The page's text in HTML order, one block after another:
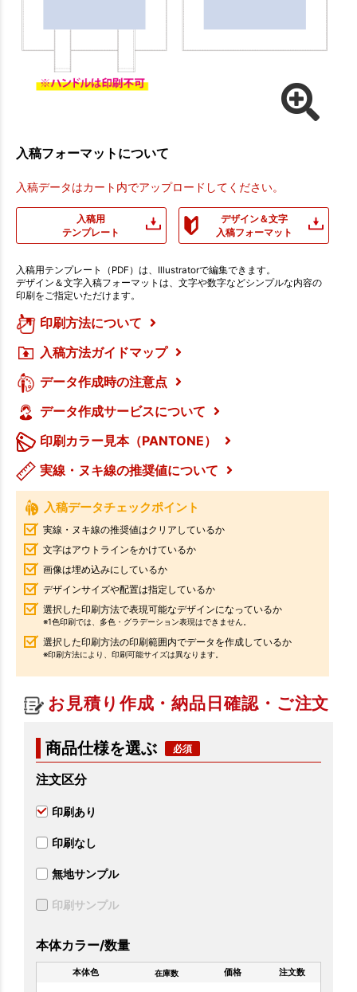
入稿フォーマットについて
入稿データはカート内でアップロードしてください。
入稿用
テンプレート
デザイン＆文字
入稿フォーマット
入稿用テンプレート（PDF）は、Illustratorで編集できます。
デザイン＆文字入稿フォーマットは、文字や数字などシンプルな内容の
印刷をご指定いただけます。
印刷方法について
入稿方法ガイドマップ
データ作成時の注意点
データ作成サービスについて
印刷カラー見本（PANTONE）
実線・ヌキ線の推奨値について
入稿データチェックポイント
実線・ヌキ線の推奨値はクリアしているか
文字はアウトラインをかけているか
画像は埋め込みにしているか
デザインサイズや配置は指定しているか
選択した印刷方法で表現可能なデザインになっているか
※1色印刷では、多色・グラデーション表現はできません。
選択した印刷方法の印刷範囲内でデータを作成しているか
※印刷方法により、印刷可能サイズは異なります。
お見積り作成・納品日確認・ご注文
商品仕様を選ぶ
注文区分
印刷あり
印刷なし
無地サンプル
印刷サンプル
本体カラー/数量
本体色 在庫数 価格 注文数